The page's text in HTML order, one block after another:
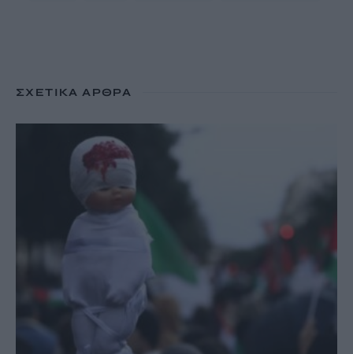
ΣΧΕΤΙΚΆ ΆΡΘΡΑ